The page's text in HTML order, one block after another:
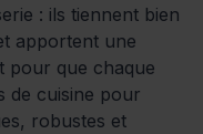
: ils tiennent bien
apportent une
pour que chaque
de cuisine pour
robustes et